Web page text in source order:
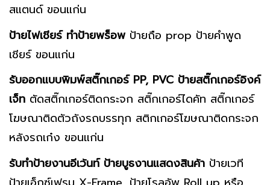
สแตนด์ ขอนแก่น
ป้ายไฟเชียร์ ทำป้ายพร็อพป้ายถือ prop ป้ายคำพูด
เชียร์ ขอนแก่น
รับออกแบบพิมพ์สติ๊กเกอร์ PP, PVC ป้ายสติ๊กเกอร์อิงค์
เจ็ท ตัดสติ๊กเกอร์ติดกระจก สติ๊กเกอร์ไดคัท สติ๊กเกอร์
โฆษณาติดตัวถังรถบรรทุก สติกเกอร์โฆษณาติดกระจก
หลังรถเก๋ง ขอนแก่น
รับทำป้ายงานอีเว้นท์ ป้ายบูธงานแสดงสินค้า ป้ายเวที